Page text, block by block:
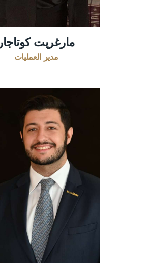
مارغريت كوتاجار
مدير العمليات